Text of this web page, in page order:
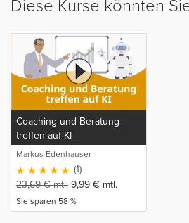
Diese Kurse könnten
Coaching und Beratung
treffen auf KI
Markus Edenhauser
(1)
23,69€mtl. 9,99 € mtl.
Sie sparen 58 %